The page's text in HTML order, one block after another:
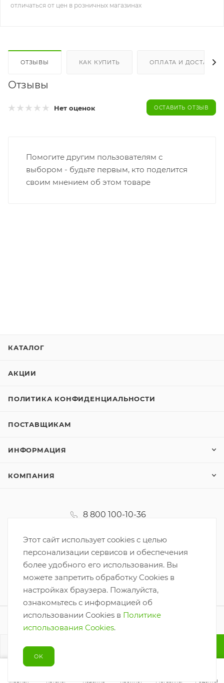
отличаться от цен в розничных магазинах
ОТЗЫВЫ КАК КУПИТЬ ОПЛАТА И ДОСТАВКА
Отзывы
Нет оценок ОСТАВИТЬ ОТЗЫВ
Помогите другим пользователям с
выбором - будьте первым, кто поделится
своим мнением об этом товаре
КАТАЛОГ
АКЦИИ
ПОЛИТИКА КОНФИДЕНЦИАЛЬНОСТИ
ПОСТАВЩИКАМ
ИНФОРМАЦИЯ
КОМПАНИЯ
8 800 100-10-36
Главная Каталог Корзина Кабинет Магазины Рецепты
Этот сайт использует cookies с целью
персонализации сервисов и обеспечения
более удобного его использования. Вы
можете запретить обработку Cookies в
настройках браузера. Пожалуйста,
ознакомьтесь с информацией об
использовании Cookies в Политике
использования Cookies.
OK